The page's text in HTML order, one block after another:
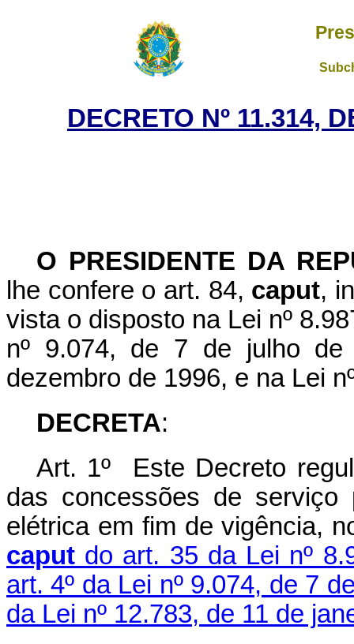
DECRETO Nº 11.314,
O PRESIDENTE DA
lhe confere o art. 84, caput,
vista o disposto na Lei nº
nº 9.074, de 7 de julho
dezembro de 1996, e na Lei
DECRETA:
Art. 1º Este Decreto
das concessões de serviço
elétrica em fim de vigência,
caput do art. 35 da Lei nº
art. 4º da Lei nº 9.074, de 7
da Lei nº 12.783, de 11 de